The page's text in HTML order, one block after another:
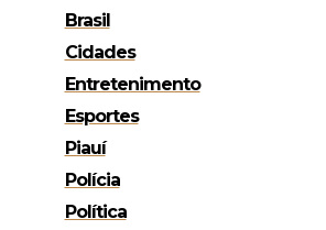
Brasil
Cidades
Entretenimento
Esportes
Piauí
Polícia
Política